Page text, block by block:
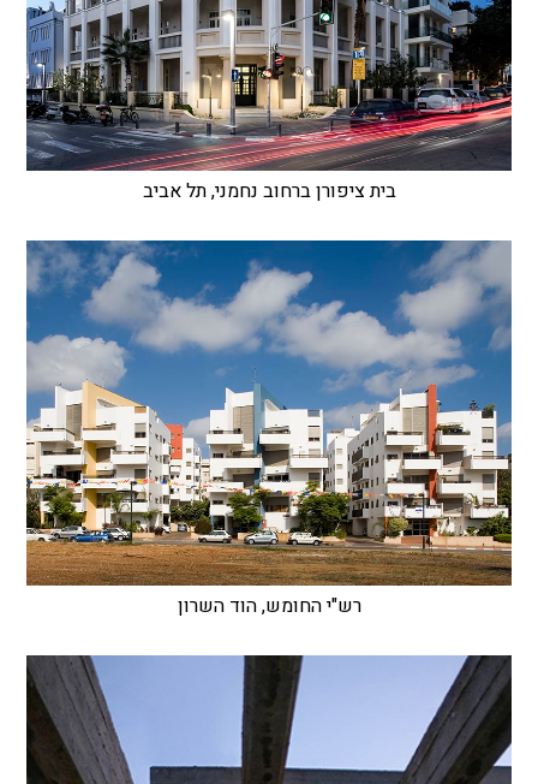
בית ציפורן ברחוב נחמני, תל אביב
רש"י החומש, הוד השרון